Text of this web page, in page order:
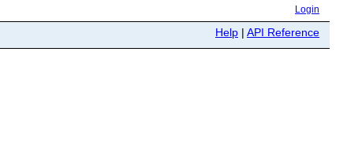
Login
Help | API Reference